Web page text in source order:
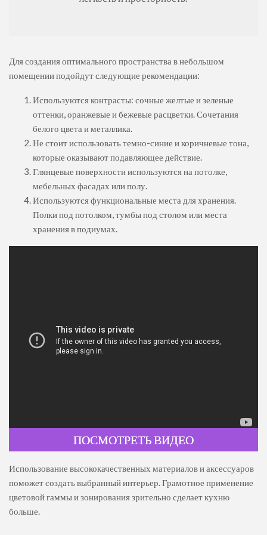
Для создания оптимального пространства в небольшом
помещении подойдут следующие рекомендации:
Используются контрасты: сочные желтые и зеленые
оттенки, оранжевые и бежевые расцветки. Сочетания
белого цвета и металлика.
Не стоит использовать темно-синие и коричневые тона,
которые оказывают подавляющее действие.
Глянцевые поверхности используются на потолке,
мебельных фасадах или полу.
Используются функциональные места для хранения.
Полки под потолком, тумбы под столом или места
хранения в подиумах.
ПОСМОТРЕТЬ ВИДЕО
Использование высококачественных материалов и аксессуаров
поможет создать выбранный интерьер. Грамотное применение
цветовой гаммы и зонирования зрительно сделает кухню
больше.